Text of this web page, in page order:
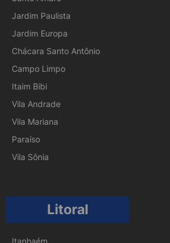
Jardim Paulista
Jardim Europa
Chácara Santo Antônio
Campo Limpo
Itaim Bibi
Vila Andrade
Vila Mariana
Paraíso
Vila Sônia
Litoral
Itanhaém